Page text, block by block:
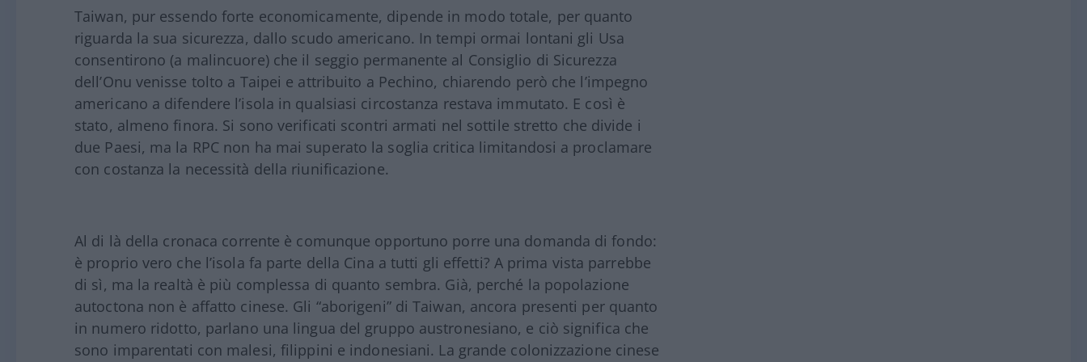
Taiwan, pur essendo forte economicamente, dipende in modo totale, per quanto
riguarda la sua sicurezza, dallo scudo americano. In tempi ormai lontani gli Usa
consentirono (a malincuore) che il seggio permanente al Consiglio di Sicurezza
dell’Onu venisse tolto a Taipei e attribuito a Pechino, chiarendo però che l’impegno
americano a difendere l’isola in qualsiasi circostanza restava immutato. E così è
stato, almeno finora. Si sono verificati scontri armati nel sottile stretto che divide i
due Paesi, ma la RPC non ha mai superato la soglia critica limitandosi a proclamare
con costanza la necessità della riunificazione.
Al di là della cronaca corrente è comunque opportuno porre una domanda di fondo:
è proprio vero che l’isola fa parte della Cina a tutti gli effetti? A prima vista parrebbe
di sì, ma la realtà è più complessa di quanto sembra. Già, perché la popolazione
autoctona non è affatto cinese. Gli “aborigeni” di Taiwan, ancora presenti per quanto
in numero ridotto, parlano una lingua del gruppo austronesiano, e ciò significa che
sono imparentati con malesi, filippini e indonesiani. La grande colonizzazione cinese